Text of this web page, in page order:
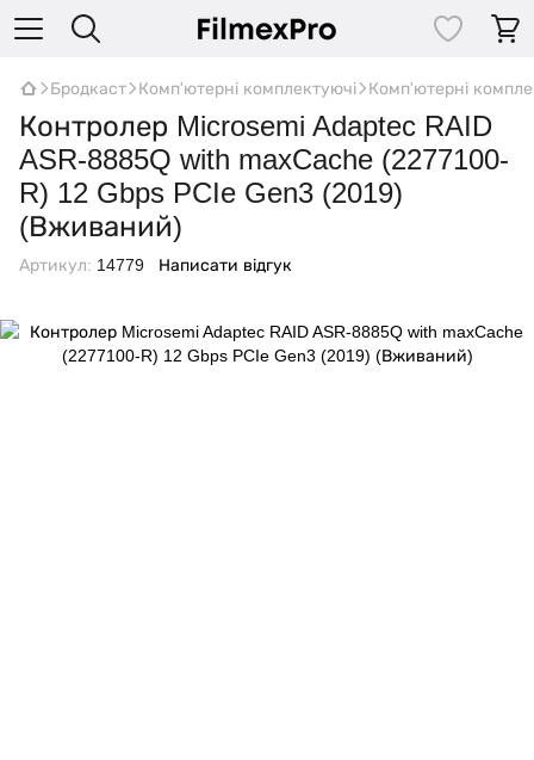
Бродкаст Комп'ютерні комплектуючі Комп'ютерні
Контролер Microsemi Adaptec RAID
ASR-8885Q with maxCache (2277100-
R) 12 Gbps PCIe Gen3 (2019)
(Вживаний)
Артикул: 14779 Написати відгук